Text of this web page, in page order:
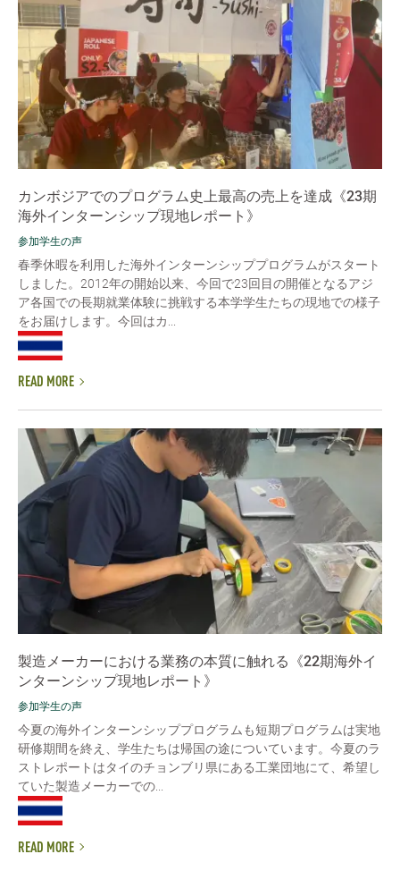
カンボジアでのプログラム史上最高の売上を達成《23期
海外インターンシップ現地レポート》
参加学生の声
春季休暇を利用した海外インターンシッププログラムがスタート
しました。2012年の開始以来、今回で23回目の開催となるアジ
ア各国での長期就業体験に挑戦する本学学生たちの現地での様子
をお届けします。今回はカ...
READ MORE
製造メーカーにおける業務の本質に触れる《22期海外イ
ンターンシップ現地レポート》
参加学生の声
今夏の海外インターンシッププログラムも短期プログラムは実地
研修期間を終え、学生たちは帰国の途についています。今夏のラ
ストレポートはタイのチョンブリ県にある工業団地にて、希望し
ていた製造メーカーでの...
READ MORE